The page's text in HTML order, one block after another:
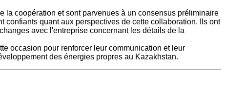
la coopération et sont parvenues à un consensus préliminaire
quant aux perspectives de cette collaboration. Ils ont
avec l'entreprise concernant les détails de la
occasion pour renforcer leur communication et leur
des énergies propres au Kazakhstan.